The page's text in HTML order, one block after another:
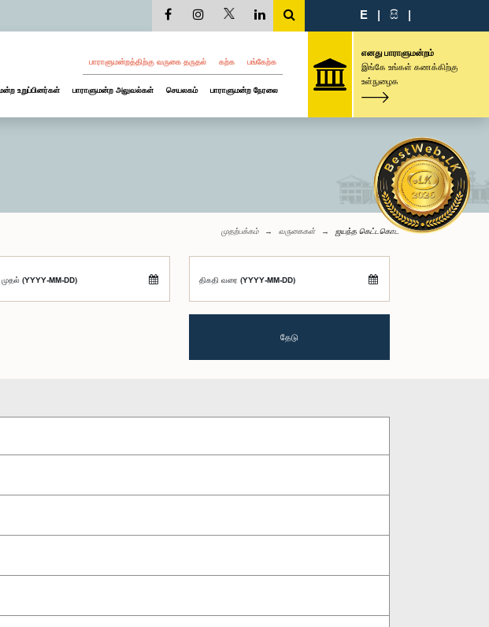
E | සි |
பாராளுமன்றத்திற்கு வருகை தருதல் கற்க பங்கேற்க
உறுப்பினர்கள் பாராளுமன்ற அலுவல்கள் செயலகம் பாராளுமன்ற நேரலை
எனது பாராளுமன்றம்
இங்கே உங்கள் கணக்கிற்கு
உள்நுழைக
முதற்பக்கம் வருகைகள் ஜயந்த கெட்டகொட
முதல் (YYYY-MM-DD) திகதி வரை (YYYY-MM-DD)
தேடு